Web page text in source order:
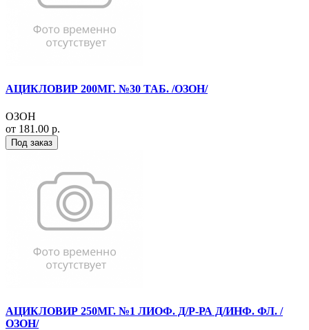
АЦИКЛОВИР 200МГ. №30 ТАБ. /ОЗОН/
ОЗОН
от 181.00 р.
Под заказ
АЦИКЛОВИР 250МГ. №1 ЛИОФ. Д/Р-РА Д/ИНФ. ФЛ. /
ОЗОН/